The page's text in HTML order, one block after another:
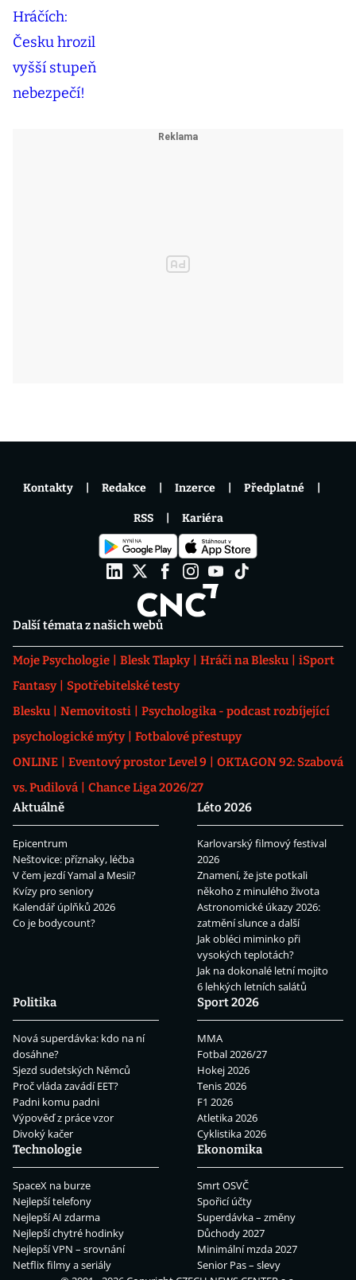
Další témata z našich webů
Moje Psychologie Blesk Tlapky Hráči na Blesku
iSport
Fantasy
Spotřebitelské testy
Blesku
Nemovitosti
Psychologika - podcast rozbíjející
psychologické mýty
Fotbalové přestupy
ONLINE
Eventový prostor Level 9
OKTAGON 92: Szabová
vs. Pudilová
Chance Liga 2026/27
Aktuálně
Epicentrum
Neštovice: příznaky, léčba
V čem jezdí Yamal a Mesii?
Kvízy pro seniory
Kalendář úplňků 2026
Co je bodycount?
Léto 2026
Karlovarský filmový festival
2026
Znamení, že jste potkali
někoho z minulého života
Astronomické úkazy 2026:
zatmění slunce a další
Jak obléci miminko při
vysokých teplotách?
Jak na dokonalé letní mojito
6 lehkých letních salátů
Politika
Nová superdávka: kdo na ní
dosáhne?
Sjezd sudetských Němců
Proč vláda zavádí EET?
Padni komu padni
Výpověď z práce vzor
Divoký kačer
Sport 2026
MMA
Fotbal 2026/27
Hokej 2026
Tenis 2026
F1 2026
Atletika 2026
Cyklistika 2026
Technologie
SpaceX na burze
Nejlepší telefony
Nejlepší AI zdarma
Nejlepší chytré hodinky
Nejlepší VPN – srovnání
Netflix filmy a seriály
Ekonomika
Smrt OSVČ
Spořicí účty
Superdávka – změny
Důchody 2027
Minimální mzda 2027
Senior Pas – slevy
Kontakty Redakce Inzerce Předplatné
RSS Kariéra